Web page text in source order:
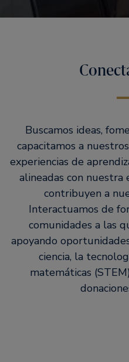
Buscamos ideas,
capacitamos a
experiencias de
alineadas con
contribuyen a
Interactuamos de
comunidades a las
apoyando
ciencia, la
matemáticas